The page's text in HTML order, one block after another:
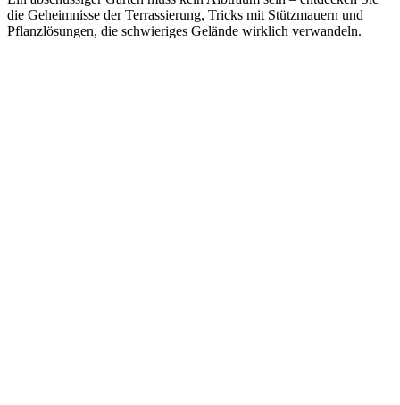
die Geheimnisse der Terrassierung, Tricks mit Stützmauern und
Pflanzlösungen, die schwieriges Gelände wirklich verwandeln.